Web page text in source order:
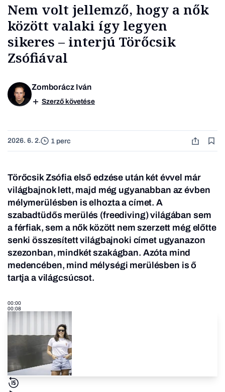
Nem volt jellemző, hogy a nők
között valaki így legyen
sikeres – interjú Törőcsik
Zsófiával
Zomborácz Iván
Szerző követése
2026. 6. 2. 1 perc
Törőcsik Zsófia első edzése után két évvel már
világbajnok lett, majd még ugyanabban az évben
mélymerülésben is elhozta a címet. A
szabadtüdős merülés (freediving) világában sem
a férfiak, sem a nők között nem szerzett még előtte
senki összesített világbajnoki címet ugyanazon
szezonban, mindkét szakágban. Azóta mind
medencében, mind mélységi merülésben is ő
tartja a világcsúcsot.
00:00
00:08